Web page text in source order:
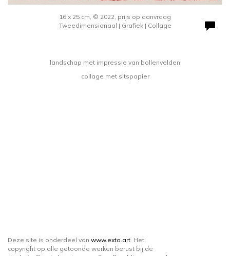
16 x 25 cm, © 2022, prijs op aanvraag
Tweedimensionaal | Grafiek | Collage
landschap met impressie van bollenvelden
collage met sitspapier
Deze site is onderdeel van www.exto.art. Het
copyright op alle getoonde werken berust bij de